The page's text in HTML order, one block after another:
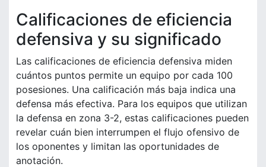
Calificaciones de eficiencia
defensiva y su significado
Las calificaciones de eficiencia defensiva miden
cuántos puntos permite un equipo por cada 100
posesiones. Una calificación más baja indica una
defensa más efectiva. Para los equipos que utilizan
la defensa en zona 3-2, estas calificaciones pueden
revelar cuán bien interrumpen el flujo ofensivo de
los oponentes y limitan las oportunidades de
anotación.